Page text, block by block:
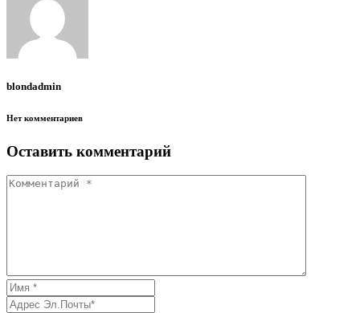
blondadmin
Нет комментариев
Оставить комментарий